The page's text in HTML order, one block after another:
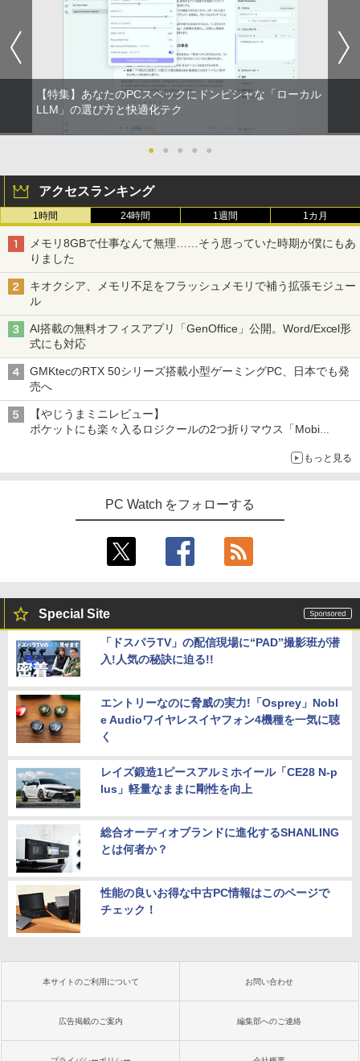
【特集】あなたのPCスペックにドンピシャな「ローカル
LLM」の選び方と快適化テク
● ● ● ● ●
アクセスランキング
1時間 24時間 1週間 1カ月
メモリ8GBで仕事なんて無理……そう思っていた時期が僕にもあ
りました
キオクシア、メモリ不足をフラッシュメモリで補う拡張モジュー
ル
AI搭載の無料オフィスアプリ「GenOffice」公開。Word/Excel形
式にも対応
GMKtecのRTX 50シリーズ搭載小型ゲーミングPC、日本でも発
売へ
【やじうまミニレビュー】
ポケットにも楽々入るロジクールの2つ折りマウス「Mobi
もっと見る
PC Watch をフォローする
Special Site
「ドスパラTV」の配信現場に“PAD”撮影班が潜
入!人気の秘訣に迫る!!
エントリーなのに脅威の実力!「Osprey」Nobl
e Audioワイヤレスイヤフォン4機種を一気に聴
く
レイズ鍛造1ピースアルミホイール「CE28 N-p
lus」軽量なままに剛性を向上
総合オーディオブランドに進化するSHANLING
とは何者か？
性能の良いお得な中古PC情報はこのページで
チェック！
本サイトのご利用について お問い合わせ
広告掲載のご案内 編集部へのご連絡